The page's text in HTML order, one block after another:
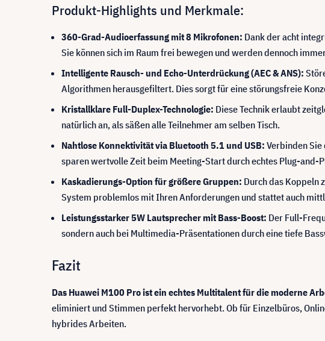
Produkt-Highlights und Merkmale:
360-Grad-Audioerfassung mit 8 Mikrofonen: Dank der acht
Sie können sich im Raum frei bewegen und werden dennoch
Intelligente Rausch- und Echo-Unterdrückung (AEC & ANS):
Algorithmen herausgefiltert. Dies sorgt für eine störungsfreie
Kristallklare Full-Duplex-Technologie: Diese Technik erlaubt
natürlich an, als säßen alle Teilnehmer am selben Tisch.
Nahtlose Konnektivität via Bluetooth 5.1 und USB: Verbinden
sparen wertvolle Zeit beim Meeting-Start durch echtes Plug-and-
Kaskadierungs-Option für größere Gruppen: Durch das Koppeln
System problemlos mit Ihren Anforderungen und stattet auch
Leistungsstarker 5W Lautsprecher mit Bass-Boost: Der Full-
sondern auch bei Multimedia-Präsentationen durch eine tiefe
Fazit
Das Huawei M100 Pro ist ein echtes Multitalent für die moderne
eliminiert und Stimmen perfekt hervorhebt. Ob für Einzelbüros,
hybrides Arbeiten.